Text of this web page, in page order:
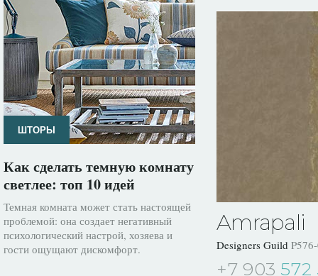
ШТОРЫ
Как сделать темную комнату
светлее: топ 10 идей
Темная комната может стать настоящей
проблемой: она создает негативный
психологический настрой, хозяева и
гости ощущают дискомфорт.
Amrapali
Designers Guild
+7 903 572